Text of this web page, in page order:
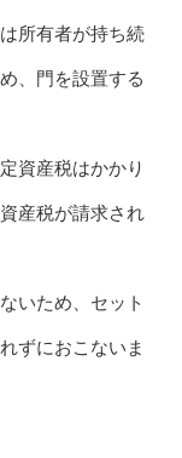
所有者が持ち続
、門を設置する
資産税はかかり
産税が請求され
いため、セット
ずにおこないま